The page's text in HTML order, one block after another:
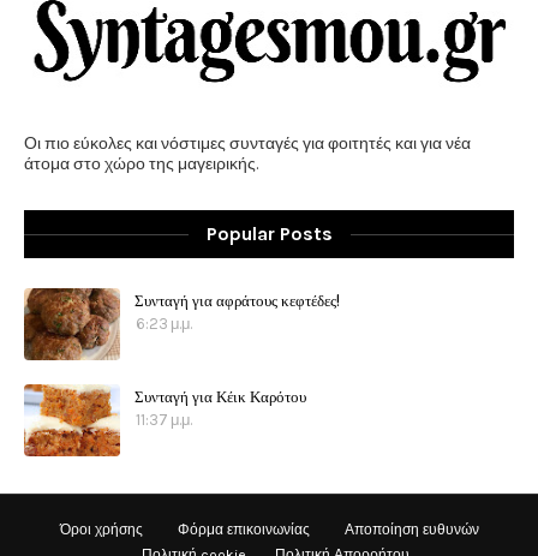
Οι πιο εύκολες και νόστιμες συνταγές για φοιτητές και για νέα
άτομα στο χώρο της μαγειρικής.
Popular Posts
Συνταγή για αφράτους κεφτέδες!
6:23 μ.μ.
Συνταγή για Κέικ Καρότου
11:37 μ.μ.
Όροι χρήσης Φόρμα επικοινωνίας
Αποποίηση ευθυνών